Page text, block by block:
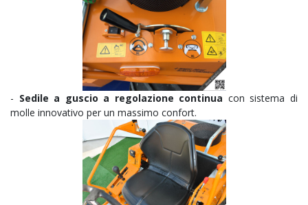
- Sedile a guscio a regolazione continua con sistema di
molle innovativo per un massimo confort.